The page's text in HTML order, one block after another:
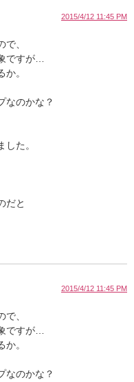
2015/4/12 11:45 PM
、
ですが…
。
なのかな？
た。
だと
2015/4/12 11:45 PM
、
ですが…
。
なのかな？